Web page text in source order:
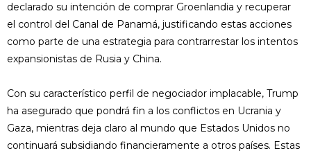
declarado su intención de comprar Groenlandia y recuperar
el control del Canal de Panamá, justificando estas acciones
como parte de una estrategia para contrarrestar los intentos
expansionistas de Rusia y China.
Con su característico perfil de negociador implacable, Trump
ha asegurado que pondrá fin a los conflictos en Ucrania y
Gaza, mientras deja claro al mundo que Estados Unidos no
continuará subsidiando financieramente a otros países. Estas